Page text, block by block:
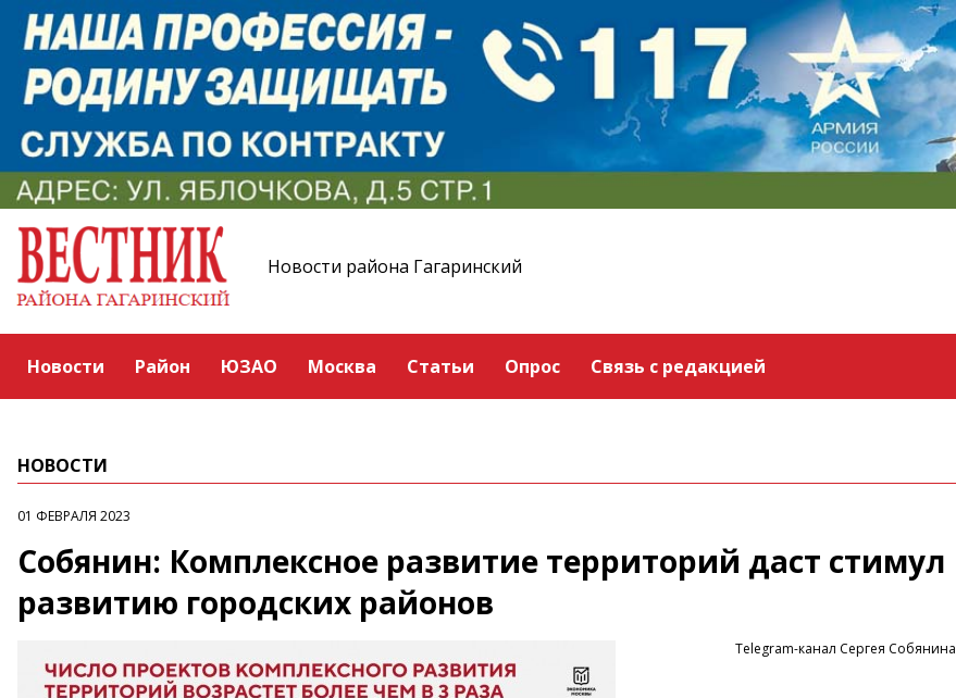
Новости района Гагаринский
Новости Район ЮЗАО Москва Статьи Опрос Связь с редакцией
НОВОСТИ
01 ФЕВРАЛЯ 2023
Собянин: Комплексное развитие территорий даст стимул
развитию городских районов
Telegram-канал Сергея Собянина